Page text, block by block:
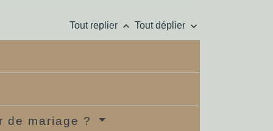
Tout replier keyboard_arrow_up Tout déplier keyboard_arrow_down
de mariage ?